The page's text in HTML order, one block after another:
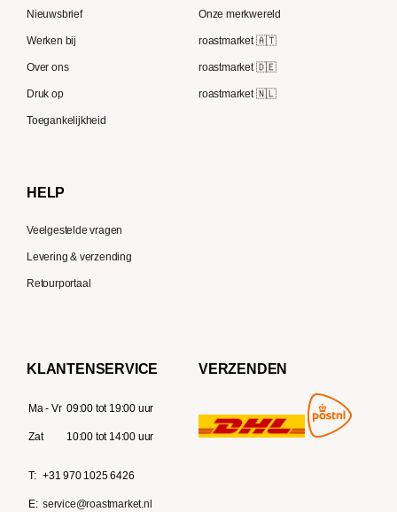
Lavazza
Berliner Kaffeerösterei
Speicherstadt Kaffee
Supremo
Moccamaster
Nieuwsbrief
Werken bij
Over ons
Druk op
Toegankelijkheid
Onze merkwereld
roastmarket 🇦🇹
roastmarket 🇩🇪
roastmarket 🇳🇱
HELP
Veelgestelde vragen
Levering & verzending
Retourportaal
KLANTENSERVICE
Ma - Vr 09:00 tot 19:00 uur
Zat 10:00 tot 14:00 uur
T: +31 970 1025 6426
E: service@roastmarket.nl
VERZENDEN